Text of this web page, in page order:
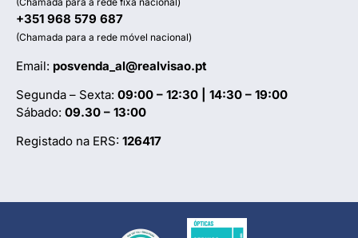
+351 968 579 687
(Chamada para a rede móvel nacional)
Email: posvenda_al@realvisao.pt
Segunda – Sexta: 09:00 – 12:30 | 14:30 – 19:00
Sábado: 09.30 – 13:00
Registado na ERS: 126417